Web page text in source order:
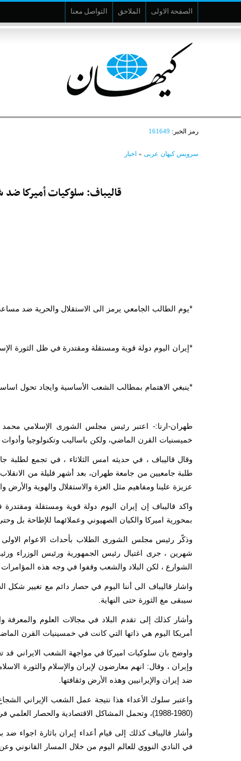
الصفحة الاولى الملاحق التواصل معنا
رمز الخبر: 161649
سرویس کیهان عربی » اخبار
قاليباف: سلوكيات أميركا
*يوم الطالب الجامعي يرمز الى الاستقلال والحرية ضد مساعي
*إيران اليوم دولة قوية ومستقلة ومقتدرة في ظل الثورة
*ينبغي الاهتمام بمطالب الشعب الأساسية وايجاد تحول
طهران-ارنا:- اعتبر رئيس مجلس الشورى الإسلامي محمد
خميسنيات القرن الماضي، ولكن باساليب وتكنولوجيا
عزيزة علينا ومفاهيم مثل العزة والاستقلال والهوية والأرض
واكد قاليباف إن إيران اليوم دولة قوية ومستقلة
بمحورية اميركا والكيان الصهيوني وعملائهما للإطاحة بل
وذكّر رئيس مجلس الشورى الطلاب بأحداث الاعوام
شهرين ، جرى اغتيال رئيس الجمهورية ورئيس الوزراء
الشوارع ، لكن البلاد والشعب وقفوا في وجه هذه المؤامرات
واشار قاليباف الى أننا اليوم في حصار دائم مع تغيير شكل
سيبقى مع الثورة حتى النهاية.
وأشار كذلك إلى تقدم البلاد في مجالات العلوم والمعرفة
أمريكا اليوم هي ذاتها التي كانت في خمسينيات القرن
واوضح بان سلوكيات اميركا في مواجهة الشعب الايراني قد
وإيران ، وقال: انهم معارضون لإيران والإسلام والثورة
ضد إيران والإيرانيين وهذه الأرض وثقافتها.
واعتبر سلوك الأعداء هذا نتيجة عمل الشعب الإيراني
(1980-1988)، وتحمل المشاكل الاقتصادية والحصار العلمي في ذروة الحرمان.
وأشار قاليباف كذلك إلى قيام أعداء إيران باثارة اجواء ضد
في النادي النووي للعالم اليوم من خلال المسار القانوني